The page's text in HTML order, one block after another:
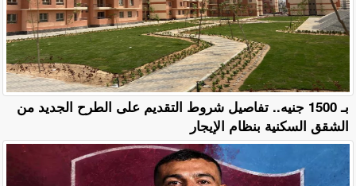
بـ 1500 جنيه.. تفاصيل شروط التقديم على الطرح الجديد من
الشقق السكنية بنظام الإيجار